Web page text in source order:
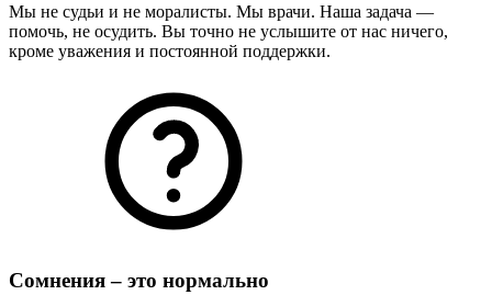
Мы не судьи и не моралисты. Мы врачи. Наша задача —
помочь, не осудить. Вы точно не услышите от нас ничего,
кроме уважения и постоянной поддержки.
Сомнения – это нормально